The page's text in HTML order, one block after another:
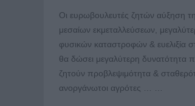
Οι ευρωβουλευτές ζητών αύξηση
μεσαίων εκμεταλλεύσεων,
φυσικών καταστροφών & ευελιξία
θα δώσει μεγαλύτερη δυνατότητα
ζητούν προβλεψιμότητα &
ανοργάνωτοι αγρότες … …